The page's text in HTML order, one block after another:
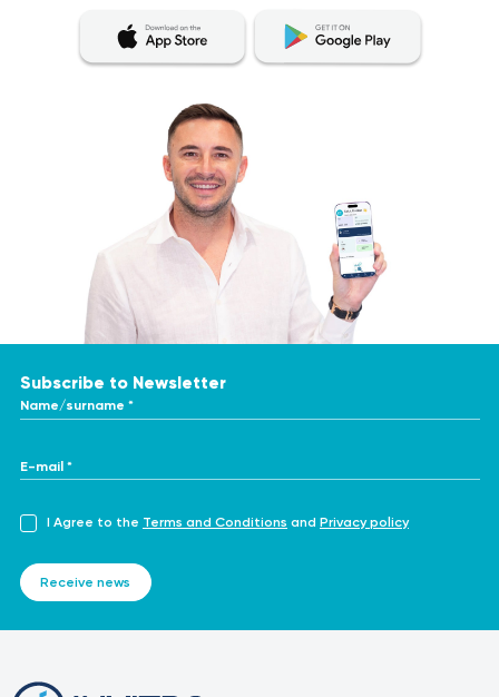
Subscribe to Newsletter
Name/surname *
E-mail *
I Agree to the Terms and Conditions and Privacy policy
Receive news